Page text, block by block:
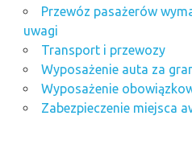
Przewóz pasażerów
uwagi
Transport i przewozy
Wyposażenie auta za
Wyposażenie
Zabezpieczenie miejsca